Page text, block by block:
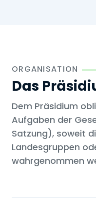
ORGANISATION
Das
Dem Präsidium
Aufgaben der
Satzung), soweit
Landesgruppen
wahrgenommen